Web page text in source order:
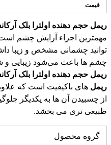
قیمت
ریمل حجم دهنده اولترا بلک
مهمترین اجزاء آرایش چشم
چشم ها باعث می‌شود زیبایی و
ریمل حجم دهنده اولترا بلک
ریمل های باکیفیت است که
طبیعی ‌تری می‌ بخشد.
گروه محصول